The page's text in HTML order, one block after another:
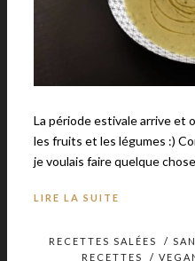
La période estivale arrive et
les fruits et les légumes :)
je voulais faire quelque
LIRE LA SUITE
RECETTES SALÉES /
RECETTES
/